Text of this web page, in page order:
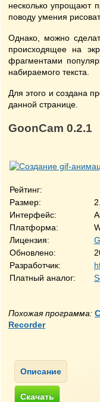
несколько упрощают
поводу умения
Однако, можно
происходящее на
фрагментами
набираемого текста.
Для этого и создана
данной странице.
GoonCam 0.2.1
Рейтинг:
Размер:
Интерфейс:
Платформа:
Лицензия:
Обновлено:
Разработчик:
Платный аналог:
Похожая программа:
Recorder